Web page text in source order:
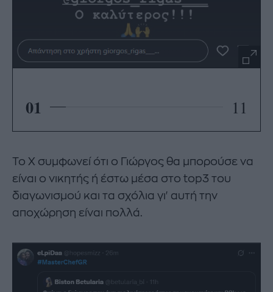
01 11
Το Χ συμφωνεί ότι ο Γιώργος θα μπορούσε να
είναι ο νικητής ή έστω μέσα στο top3 του
διαγωνισμού και τα σχόλια γι' αυτή την
αποχώρηση είναι πολλά.